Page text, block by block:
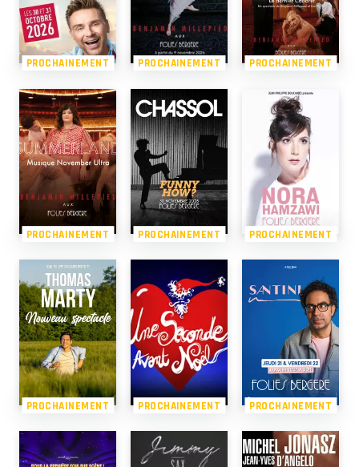
PROCHAINEMENT PROCHAINEMENT PROCHAINEMENT
PROCHAINEMENT PROCHAINEMENT PROCHAINEMENT
PROCHAINEMENT PROCHAINEMENT PROCHAINEMENT